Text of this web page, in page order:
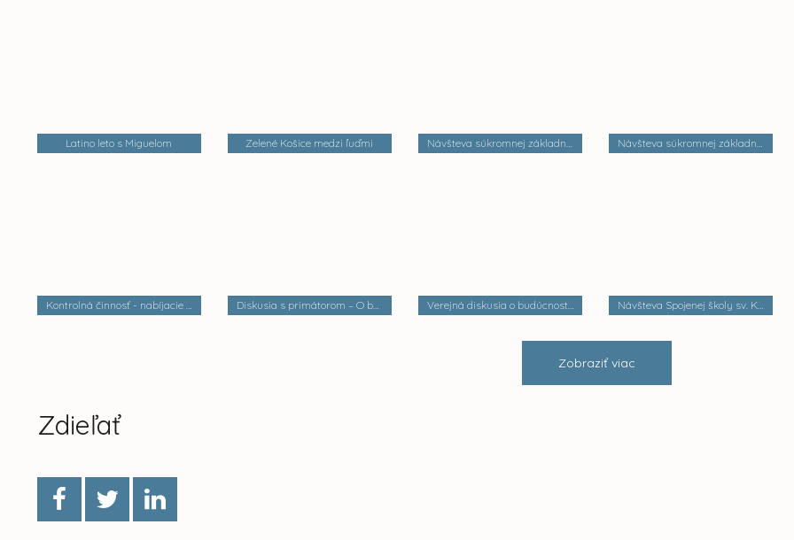
Latino leto s Miguelom Zelené Košice medzi ľuďmi Návšteva súkromnej základnej umeleckej školy Zádielska Návšteva súkromnej základnej školy Dobrá škola n.o.
Kontrolná činnosť - nabíjacie stanice elektrobusov Diskusia s primátorom – O bezpečnosti a verejnom poriadku Verejná diskusia o budúcnosti mestských častí Návšteva Spojenej školy sv. Košických mučeníkov
Zobraziť viac
Zdieľať